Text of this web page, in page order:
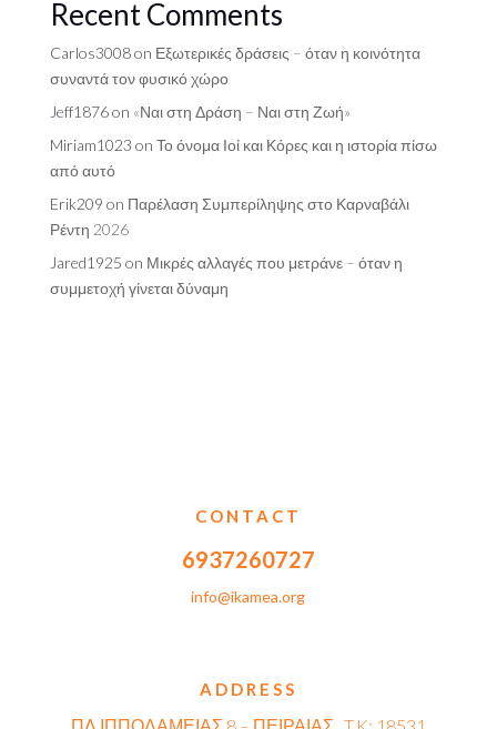
Recent Comments
Carlos3008on Εξωτερικές δράσεις – όταν η κοινότητα
συναντά τον φυσικό χώρο
Jeff1876on «Ναι στη Δράση – Ναι στη Ζωή»
Miriam1023 on Το όνομα Ιοί και Κόρες και η ιστορία πίσω
από αυτό
Erik209 on Παρέλαση Συμπερίληψης στο Καρναβάλι
Ρέντη 2026
Jared1925 on Μικρές αλλαγές που μετράνε – όταν η
συμμετοχή γίνεται δύναμη
CONTACT
6937260727
info@ikamea.org
ADDRESS